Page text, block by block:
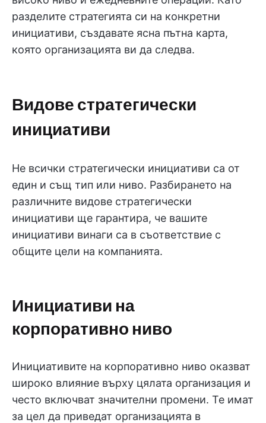
разделите стратегията си на конкретни
инициативи, създавате ясна пътна карта,
която организацията ви да следва.
Видове стратегически
инициативи
Не всички стратегически инициативи са от
един и същ тип или ниво. Разбирането на
различните видове стратегически
инициативи ще гарантира, че вашите
инициативи винаги са в съответствие с
общите цели на компанията.
Инициативи на
корпоративно ниво
Инициативите на корпоративно ниво оказват
широко влияние върху цялата организация и
често включват значителни промени. Те имат
за цел да приведат организацията в